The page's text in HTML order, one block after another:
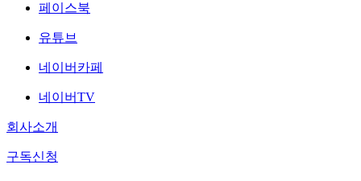
페이스북
유튜브
네이버카페
네이버TV
회사소개
구독신청